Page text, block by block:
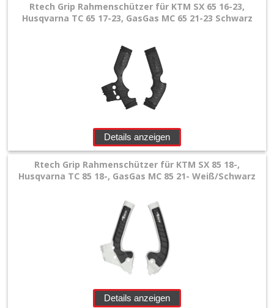
Rtech Grip Rahmenschützer für KTM SX 65 16-23,
Husqvarna TC 65 17-23, GasGas MC 65 21-23 Schwarz
Details anzeigen
Rtech Grip Rahmenschützer für KTM SX 85 18-,
Husqvarna TC 85 18-, GasGas MC 85 21- Weiß/Schwarz
Details anzeigen